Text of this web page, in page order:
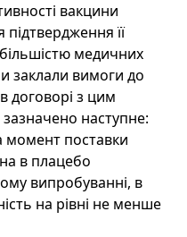
вакцини
її
медичних
заклали вимоги до
договорі з цим
наступне:
момент поставки
в плацебо
випробуванні, в
на рівні не менше